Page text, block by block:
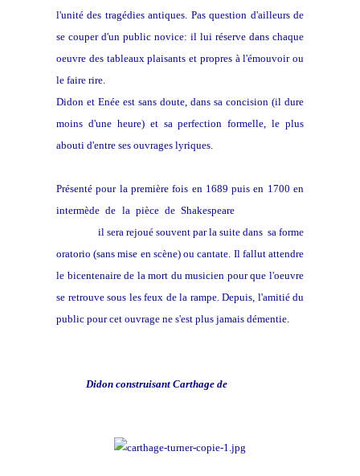
l'unité des tragédies antiques. Pas question d'ailleurs de
se couper d'un public novice: il lui réserve dans chaque
oeuvre des tableaux plaisants et propres à l'émouvoir ou
le faire rire.
Didon et Enée est sans doute, dans sa concision (il dure
moins d'une heure) et sa perfection formelle, le plus
abouti d'entre ses ouvrages lyriques.
Présenté pour la première fois en 1689 puis en 1700 en
intermède de la pièce de Shakespeare
il sera rejoué souvent par la suite dans sa forme
oratorio (sans mise en scène) ou cantate. Il fallut attendre
le bicentenaire de la mort du musicien pour que l'oeuvre
se retrouve sous les feux de la rampe. Depuis, l'amitié du
public pour cet ouvrage ne s'est plus jamais démentie.
Didon construisant Carthage de